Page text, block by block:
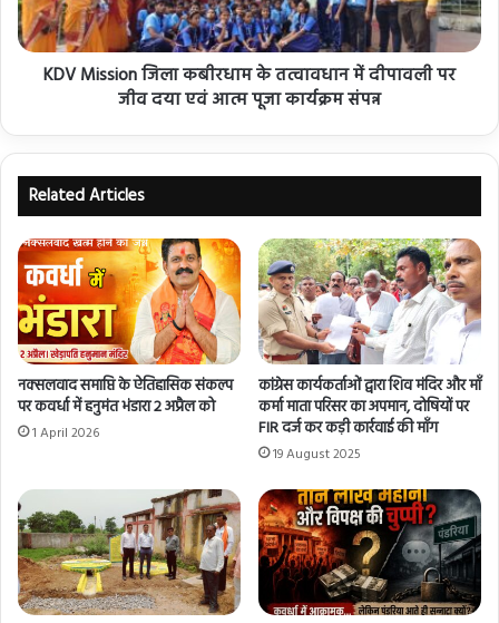
KDV Mission जिला कबीरधाम के तत्वावधान में दीपावली पर
जीव दया एवं आत्म पूजा कार्यक्रम संपन्न
Related Articles
नक्सलवाद समाप्ति के ऐतिहासिक संकल्प
पर कवर्धा में हनुमंत भंडारा 2 अप्रैल को
1 April 2026
कांग्रेस कार्यकर्ताओं द्वारा शिव मंदिर और माँ
कर्मा माता परिसर का अपमान, दोषियों पर
FIR दर्ज कर कड़ी कार्रवाई की माँग
19 August 2025